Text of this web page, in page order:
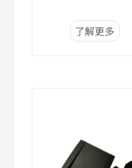
了解更多